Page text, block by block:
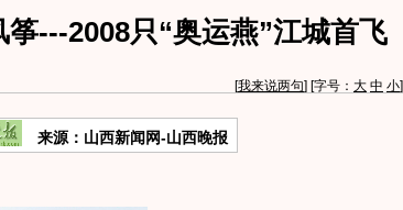
筝---2008只“奥运燕”江城首飞
[我来说两句] [字号： 大 中 小]
来源：山西新闻网-山西晚报